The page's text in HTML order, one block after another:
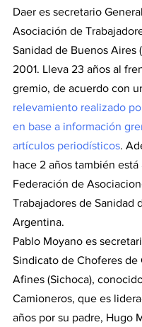
Daer es secretario
Asociación de
Sanidad de Buenos Aires
2001. Lleva 23 años al
gremio, de acuerdo con
relevamiento realizado
en base a información
artículos periodísticos.
hace 2 años también
Federación de
Trabajadores de Sanidad
Argentina.
Pablo Moyano es
Sindicato de Choferes de
Afines (Sichoca),
Camioneros, que es
años por su padre, Hugo